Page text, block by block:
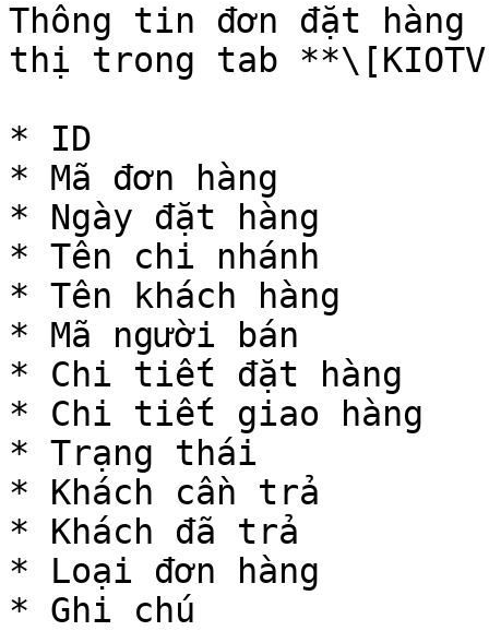
Thông tin đơn đặt hàng
thị trong tab
* ID
* Mã đơn hàng
* Ngày đặt hàng
* Tên chi nhánh
* Tên khách hàng
* Mã người bán
* Chi tiết đặt hàng
* Chi tiết giao hàng
* Trạng thái
* Khách cần trả
* Khách đã trả
* Loại đơn hàng
* Ghi chú